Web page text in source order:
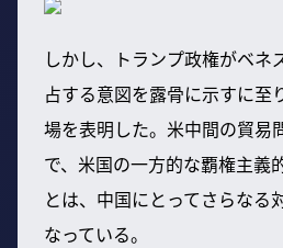
しかし、トランプ政権がベネ
占する意図を露骨に示すに至
場を表明した。米中間の貿易
で、米国の一方的な覇権主義
とは、中国にとってさらなる
なっている。